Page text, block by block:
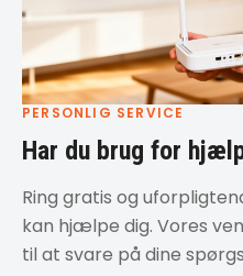
PERSONLIG SERVICE
Har du brug for
Ring gratis og
kan hjælpe dig. Vores
til at svare på dine